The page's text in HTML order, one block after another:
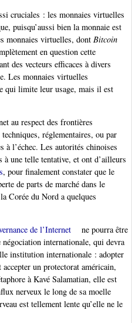
cruciales : les monnaies virtuelles
puisqu’aussi bien la monnaie est
monnaies virtuelles, dont Bitcoin
en question cette
des vecteurs efficaces à divers
Les monnaies virtuelles
qui limite leur usage, mais il est
au respect des frontières
réglementaires, ou par
à l’échec. Les autorités chinoises
à une telle tentative, et ont d’ailleurs
, pour finalement constater que le
de parts de marché dans le
Corée du Nord a quelques
de l’Internet
ne pourra être
négociation internationale, qui devra
institution internationale : adopter
un protectorat américain,
à Kavé Salamatian, elle est
nerveux le long de sa moelle
est tellement lente qu’elle ne le